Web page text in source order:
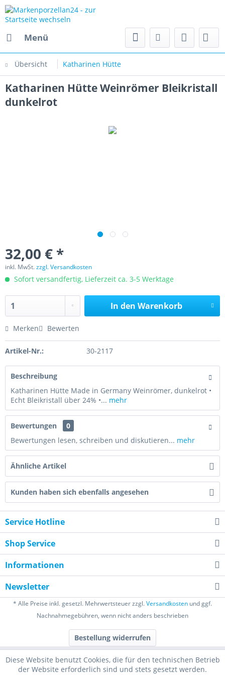
Menü
Übersicht Katharinen Hütte
Katharinen Hütte Weinrömer Bleikristall
dunkelrot
32,00 € *
inkl. MwSt.zzgl. Versandkosten
Sofort versandfertig, Lieferzeit ca. 3-5 Werktage
In den Warenkorb
Merken Bewerten
Artikel-Nr.: 30-2117
Beschreibung
Katharinen Hütte Made in Germany Weinrömer, dunkelrot •
Echt Bleikristall über 24% •... mehr
Bewertungen
0
Bewertungen lesen, schreiben und diskutieren... mehr
Ähnliche Artikel
Kunden haben sich ebenfalls angesehen
Service Hotline
Shop Service
Informationen
Newsletter
* Alle Preise inkl. gesetzl. Mehrwertsteuer zzgl.Versandkosten und ggf.
Nachnahmegebühren, wenn nicht anders beschrieben
Bestellung widerrufen
Diese Website benutzt Cookies, die für den technischen Betrieb
der Website erforderlich sind und stets gesetzt werden.